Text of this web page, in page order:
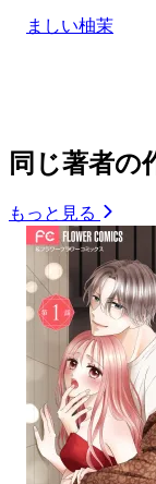
ましい柚茉
同じ著者の
もっと見る